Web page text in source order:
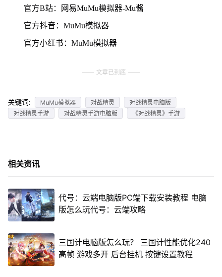
官方B站：网易MuMu模拟器-Mu酱
官方抖音：MuMu模拟器
官方小红书：MuMu模拟器
文章已到底
关键词: MuMu模拟器 对战精灵
对战精灵电脑版
对战精灵手游
对战精灵手游电脑版 《对战精灵》手游
相关资讯
代号：云端电脑版PC端下载安装教程 电脑
版怎么玩代号：云端攻略
三国计电脑版怎么玩？ 三国计性能优化240
高帧 游戏多开 后台挂机 按键设置教程